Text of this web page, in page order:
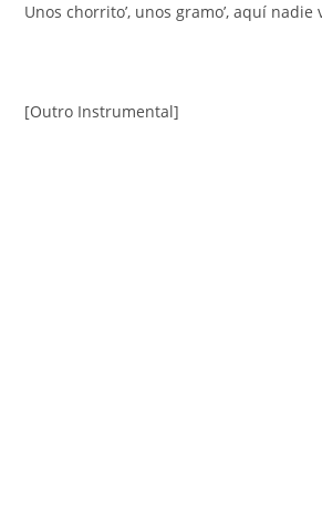
Unos chorrito’, unos gramo’, aquí
[Outro Instrumental]